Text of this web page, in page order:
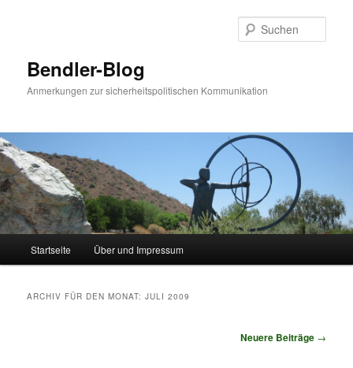
Bendler-Blog
Anmerkungen zur sicherheitspolitischen Kommunikation
Startseite Über und Impressum
ARCHIV FÜR DEN MONAT:JULI 2009
Neuere Beiträge →